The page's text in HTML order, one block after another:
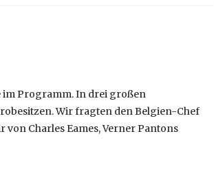
im Programm. In drei großen
Wir fragten den Belgien-Chef
Charles Eames, Verner Pantons